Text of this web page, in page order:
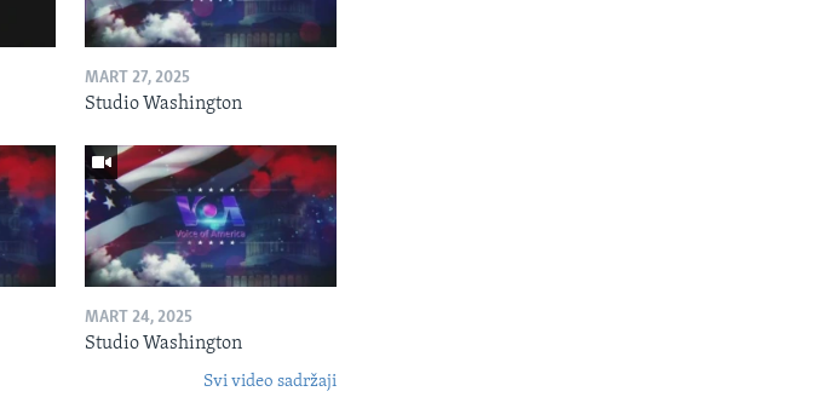
MART 27, 2025
Studio Washington
MART 24, 2025
Studio Washington
Svi video sadržaji